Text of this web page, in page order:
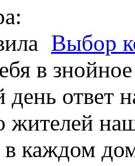
Выбор
в
ответ
жителей
в каждом